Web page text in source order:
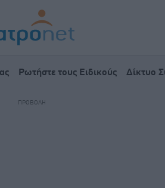
Ρωτήστε τους Ειδικούς Δίκτυο